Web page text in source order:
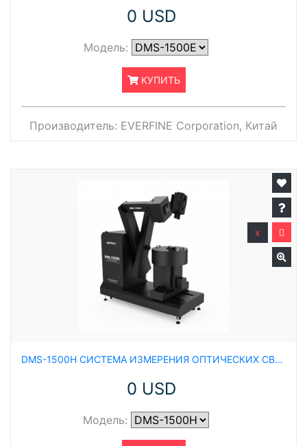
0 USD
Модель:
КУПИТЬ
Производитель: EVERFINE Corporation, Китай
DMS-1500H СИСТЕМА ИЗМЕРЕНИЯ ОПТИЧЕСКИХ СВОЙСТВ ПРИ ВЫСОКИХ И НИЗКИХ ТЕМПЕРАТУРАХ
0 USD
Модель:
x